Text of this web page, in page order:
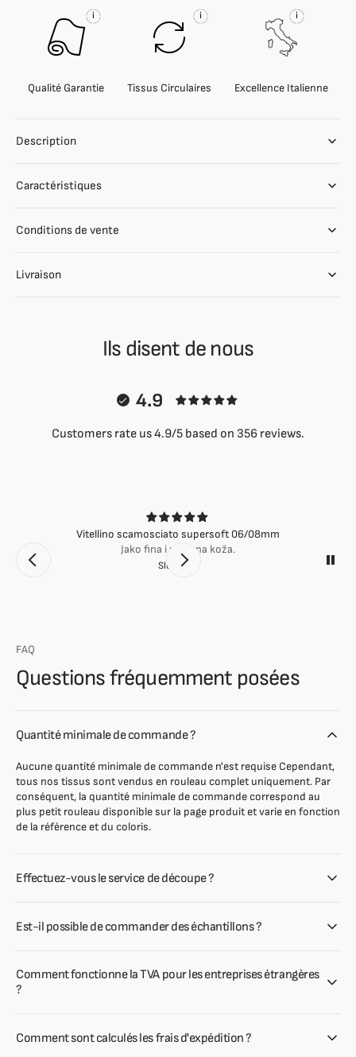
i
Qualité Garantie
i
Tissus Circulaires
i
Excellence Italienne
Description
Caractéristiques
Conditions de vente
Livraison
Ils disent de nous
4.9
Customers rate us 4.9/5 based on 356 reviews.
Vitellino scamosciato supersoft 06/08mm
Jako fina i mekana koža.
Slobodan
FAQ
Questions fréquemment posées
Quantité minimale de commande ?
Aucune quantité minimale de commande n'est requise Cependant,
tous nos tissus sont vendus en rouleau complet uniquement. Par
conséquent, la quantité minimale de commande correspond au
plus petit rouleau disponible sur la page produit et varie en fonction
de la référence et du coloris.
Effectuez-vous le service de découpe ?
Est-il possible de commander des échantillons ?
Comment fonctionne la TVA pour les entreprises étrangères
?
Comment sont calculés les frais d'expédition ?